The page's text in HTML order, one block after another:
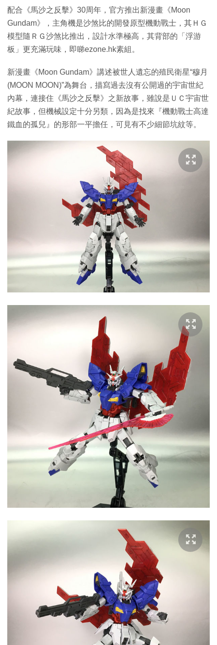
配合《馬沙之反擊》30周年，官方推出新漫畫《Moon
Gundam》，主角機是沙煞比的開發原型機動戰士，其ＨＧ
模型隨ＲＧ沙煞比推出，設計水準極高，其背部的「浮游
板」更充滿玩味，即睇ezone.hk素組。
新漫畫《Moon Gundam》講述被世人遺忘的殖民衛星“穆月
(MOON MOON)”為舞台，描寫過去沒有公開過的宇宙世紀
內幕，連接住《馬沙之反擊》之新故事，雖說是ＵＣ宇宙世
紀故事，但機械設定十分另類，因為是找來『機動戰士高達
鐵血的孤兒』的形部一平擔任，可見有不少細節坑紋等。